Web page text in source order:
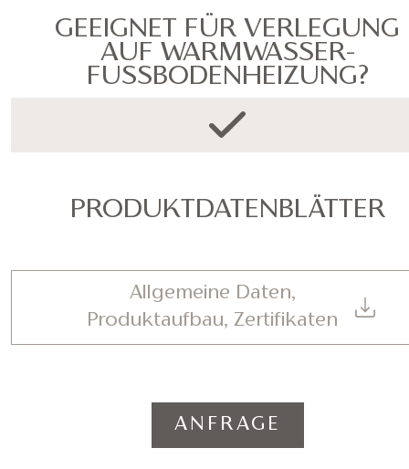
GEEIGNET FÜR VERLEGUNG
AUF WARMWASSER-
FUSSBODENHEIZUNG?
PRODUKTDATENBLÄTTER
Allgemeine Daten,
Produktaufbau, Zertifikaten
ANFRAGE